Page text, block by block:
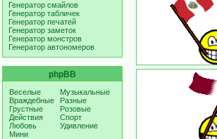
Генератор смайлов
Генератор табличек
Генератор печатей
Генератор заметок
Генератор монстров
Генератор автономеров
phpBB
Веселые
Враждебные
Грустные
Действия
Любовь
Мини
Музыкальные
Разные
Розовые
Спорт
Удивление